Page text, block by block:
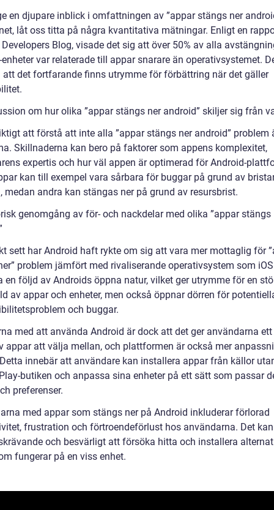
en djupare inblick i omfattningen av ”appar stängs ner
låt oss titta på några kvantitativa mätningar. Enligt en
Blog, visade det sig att över 50% av alla
var relaterade till appar snarare än operativsystemet.
att det fortfarande finns utrymme för förbättring när det gäller
om hur olika ”appar stängs ner android” skiljer sig från
att förstå att inte alla ”appar stängs ner android” problem
Skillnaderna kan bero på faktorer som appens komplexitet,
expertis och hur väl appen är optimerad för Android-
kan till exempel vara sårbara för buggar på grund av
medan andra kan stängas ner på grund av resursbrist.
genomgång av för- och nackdelar med olika ”appar stängs
sett har Android haft rykte om sig att vara mer mottaglig för
problem jämfört med rivaliserande operativsystem som
en följd av Androids öppna natur, vilket ger utrymme för en
av appar och enheter, men också öppnar dörren för
och buggar.
med att använda Android är dock att det ger användarna
appar att välja mellan, och plattformen är också mer
innebär att användare kan installera appar från källor
butiken och anpassa sina enheter på ett sätt som passar
preferenser.
med appar som stängs ner på Android inkluderar förlorad
frustration och förtroendeförlust hos användarna. Det
och besvärligt att försöka hitta och installera
fungerar på en viss enhet.